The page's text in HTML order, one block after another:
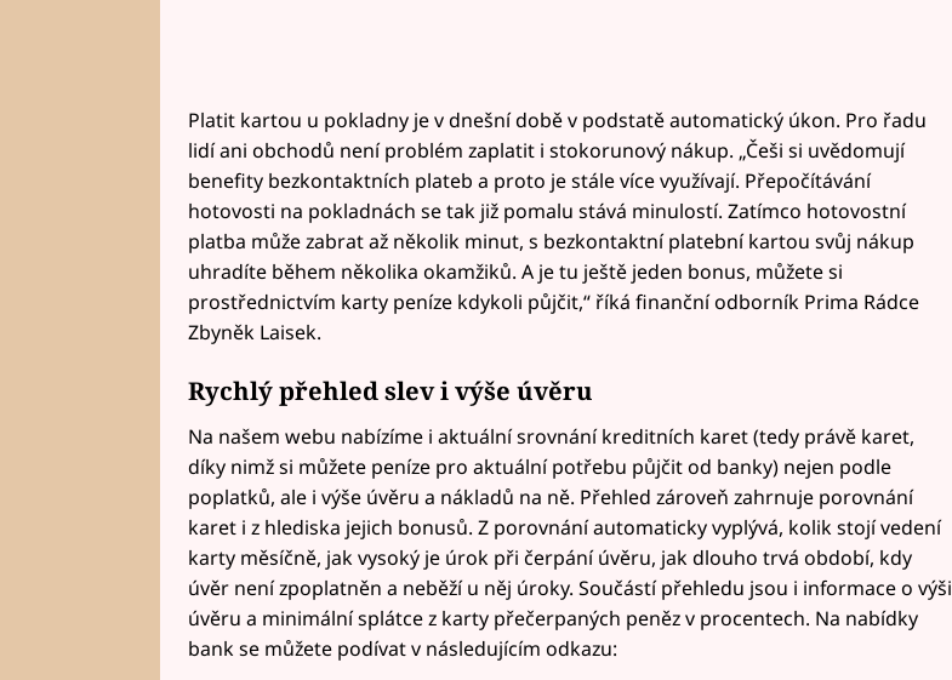
Platit kartou u pokladny je v dnešní době v podstatě automatický úkon. Pro řadu
lidí ani obchodů není problém zaplatit i stokorunový nákup. „Češi si uvědomují
benefity bezkontaktních plateb a proto je stále více využívají. Přepočítávání
hotovosti na pokladnách se tak již pomalu stává minulostí. Zatímco hotovostní
platba může zabrat až několik minut, s bezkontaktní platební kartou svůj nákup
uhradíte během několika okamžiků. A je tu ještě jeden bonus, můžete si
prostřednictvím karty peníze kdykoli půjčit,“ říká finanční odborník Prima Rádce
Zbyněk Laisek.
Rychlý přehled slev i výše úvěru
Na našem webu nabízíme i aktuální srovnání kreditních karet (tedy právě karet,
díky nimž si můžete peníze pro aktuální potřebu půjčit od banky) nejen podle
poplatků, ale i výše úvěru a nákladů na ně. Přehled zároveň zahrnuje porovnání
karet i z hlediska jejich bonusů. Z porovnání automaticky vyplývá, kolik stojí vedení
karty měsíčně, jak vysoký je úrok při čerpání úvěru, jak dlouho trvá období, kdy
úvěr není zpoplatněn a neběží u něj úroky. Součástí přehledu jsou i informace o výši
úvěru a minimální splátce z karty přečerpaných peněz v procentech. Na nabídky
bank se můžete podívat v následujícím odkazu: